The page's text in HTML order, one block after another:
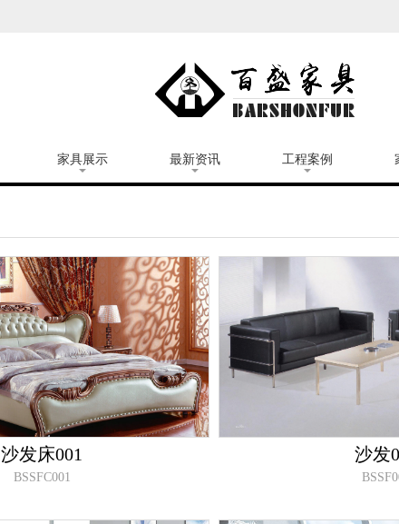
家具展示 最新资讯 工程案例
沙发床001
BSSFC001
沙发